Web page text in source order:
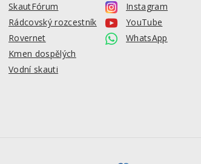
SkautFórum
Rádcovský rozcestník
Rovernet
Kmen dospělých
Vodní skauti
Instagram
YouTube
WhatsApp